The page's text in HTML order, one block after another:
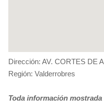
Dirección: AV. CORTES DE
Región: Valderrobres
Toda información